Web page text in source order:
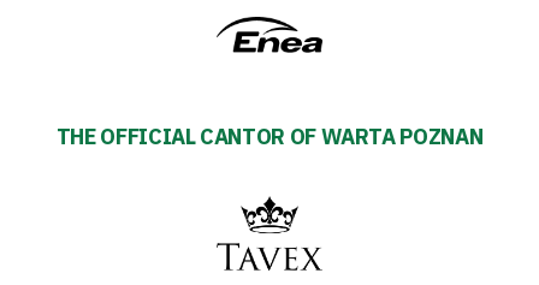
THE OFFICIAL CANTOR OF WARTA POZNAN